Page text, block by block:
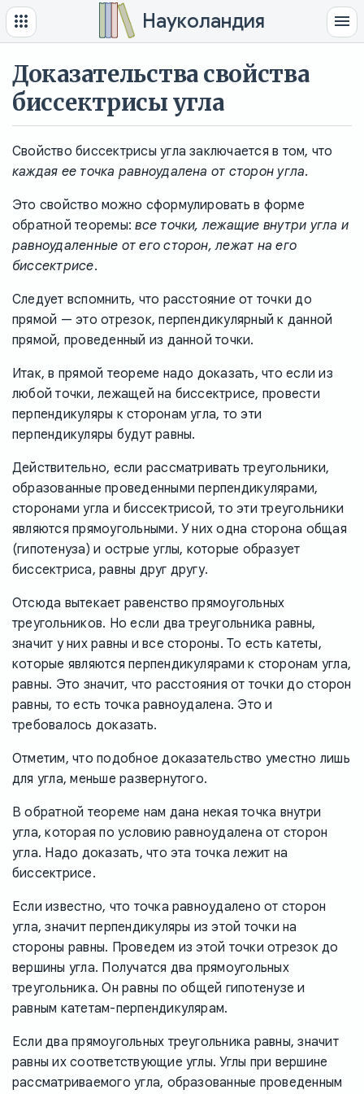
Науколандия
Доказательства свойства
биссектрисы угла
Свойство биссектрисы угла заключается в том, что
каждая ее точка равноудалена от сторон угла.
Это свойство можно сформулировать в форме
обратной теоремы:все точки, лежащие внутри угла и
равноудаленные от его сторон, лежат на его
биссектрисе.
Следует вспомнить, что расстояние от точки до
прямой — это отрезок, перпендикулярный к данной
прямой, проведенный из данной точки.
Итак, в прямой теореме надо доказать, что если из
любой точки, лежащей на биссектрисе, провести
перпендикуляры к сторонам угла, то эти
перпендикуляры будут равны.
Действительно, если рассматривать треугольники,
образованные проведенными перпендикулярами,
сторонами угла и биссектрисой, то эти треугольники
являются прямоугольными. У них одна сторона общая
(гипотенуза) и острые углы, которые образует
биссектриса, равны друг другу.
Отсюда вытекает равенство прямоугольных
треугольников. Но если два треугольника равны,
значит у них равны и все стороны. То есть катеты,
которые являются перпендикулярами к сторонам угла,
равны. Это значит, что расстояния от точки до сторон
равны, то есть точка равноудалена. Это и
требовалось доказать.
Отметим, что подобное доказательство уместно лишь
для угла, меньше развернутого.
В обратной теореме нам дана некая точка внутри
угла, которая по условию равноудалена от сторон
угла. Надо доказать, что эта точка лежит на
биссектрисе.
Если известно, что точка равноудалено от сторон
угла, значит перпендикуляры из этой точки на
стороны равны. Проведем из этой точки отрезок до
вершины угла. Получатся два прямоугольных
треугольника. Он равны по общей гипотенузе и
равным катетам-перпендикулярам.
Если два прямоугольных треугольника равны, значит
равны их соответствующие углы. Углы при вершине
рассматриваемого угла, образованные проведенным